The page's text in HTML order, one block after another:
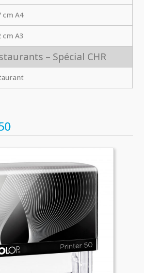
cm A4
cm A3
– Spécial CHR